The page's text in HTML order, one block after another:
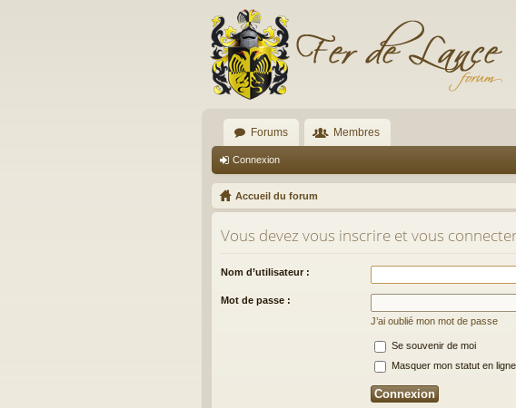
Forums Membres
Connexion
Accueil du forum
Vous devez vous inscrire et vous
Nom d’utilisateur :
Mot de passe :
J’ai oublié mon mot de passe
Se souvenir de moi
Masquer mon statut en